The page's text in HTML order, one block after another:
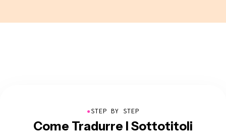
●STEP BY STEP
Come Tradurre I Sottotitoli